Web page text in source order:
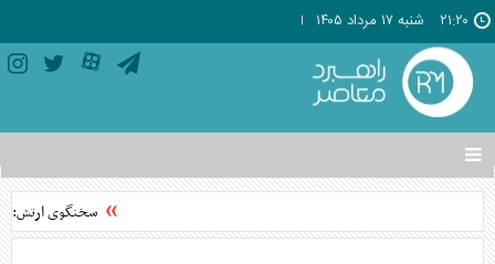
۲۱:۲۰ شنبه ۱۷ مرداد ۱۴۰۵
تغییر
وضعیت
منوی
ها
سخنگوی ارتش: